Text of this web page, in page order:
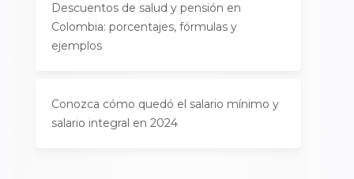
Descuentos de salud y pensión en
Colombia: porcentajes, fórmulas y
ejemplos
Conozca cómo quedó el salario mínimo y
salario integral en 2024